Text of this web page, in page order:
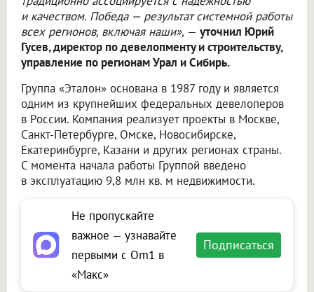
и качеством. Победа — результат системной работы
всех регионов, включая наши», — уточнил Юрий
Гусев, директор по девелопменту и строительству,
управление по регионам Урал и Сибирь.
Группа «Эталон» основана в 1987 году и является
одним из крупнейших федеральных девелоперов
в России. Компания реализует проекты в Москве,
Санкт-Петербурге, Омске, Новосибирске,
Екатеринбурге, Казани и других регионах страны.
С момента начала работы Группой введено
в эксплуатацию 9,8 млн кв. м недвижимости.
Не пропускайте
важное — узнавайте
первыми с Om1 в
«Макс»
Подписаться